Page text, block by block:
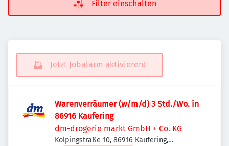
Filter einschalten
Jetzt Jobalarm aktivieren!
Warenverräumer (w/m/d) 3 Std./Wo. in
86916 Kaufering
dm-drogerie markt GmbH + Co. KG
Kolpingstraße 10, 86916 Kaufering,